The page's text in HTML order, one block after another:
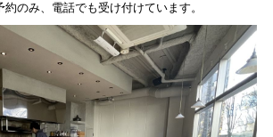
のみ、電話でも受け付けています。